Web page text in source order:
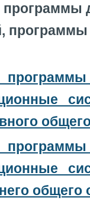
программы
программы
общего